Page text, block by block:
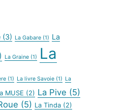
(3) La Gabare (1) La
La Graine (1)
La
(1) La livre Savoie (1) La
MUSE (2) La Pive (5)
(5) La Tinda (2)